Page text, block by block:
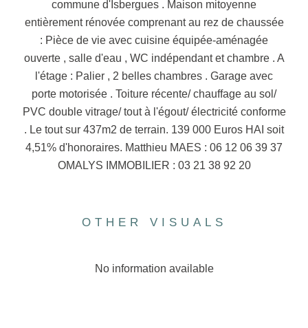
commune d'Isbergues . Maison mitoyenne
entièrement rénovée comprenant au rez de chaussée
: Pièce de vie avec cuisine équipée-aménagée
ouverte , salle d'eau , WC indépendant et chambre . A
l'étage : Palier , 2 belles chambres . Garage avec
porte motorisée . Toiture récente/ chauffage au sol/
PVC double vitrage/ tout à l'égout/ électricité conforme
. Le tout sur 437m2 de terrain. 139 000 Euros HAI soit
4,51% d'honoraires. Matthieu MAES : 06 12 06 39 37
OMALYS IMMOBILIER : 03 21 38 92 20
OTHER VISUALS
No information available